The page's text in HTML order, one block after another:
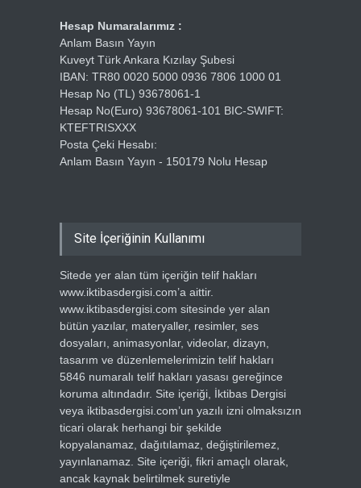
Hesap Numaralarımız :
Anlam Basın Yayın
Kuveyt Türk Ankara Kızılay Şubesi
IBAN: TR80 0020 5000 0936 7806 1000 01
Hesap No (TL) 93678061-1
Hesap No(Euro) 93678061-101 BIC-SWIFT:
KTEFTRISXXX
Posta Çeki Hesabı:
Anlam Basın Yayın - 150179 Nolu Hesap
Site İçeriğinin Kullanımı
Sitede yer alan tüm içeriğin telif hakları
www.iktibasdergisi.com’a aittir.
www.iktibasdergisi.com sitesinde yer alan
bütün yazılar, materyaller, resimler, ses
dosyaları, animasyonlar, videolar, dizayn,
tasarım ve düzenlemelerimizin telif hakları
5846 numaralı telif hakları yasası gereğince
koruma altındadır. Site içeriği, İktibas Dergisi
veya iktibasdergisi.com’un yazılı izni olmaksızın
ticari olarak herhangi bir şekilde
kopyalanamaz, dağıtılamaz, değiştirilemez,
yayınlanamaz. Site içeriği, fikri amaçlı olarak,
ancak kaynak belirtilmek suretiyle